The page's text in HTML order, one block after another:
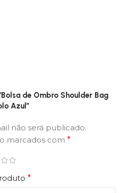
de Ombro Shoulder Bag
Azul”
não será publicado.
marcados com *
*